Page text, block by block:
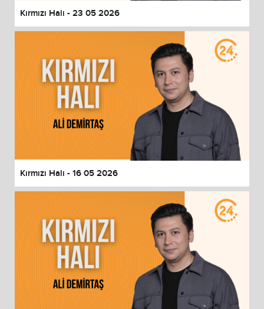
Kırmızı Halı - 23 05 2026
Kırmızı Halı - 16 05 2026